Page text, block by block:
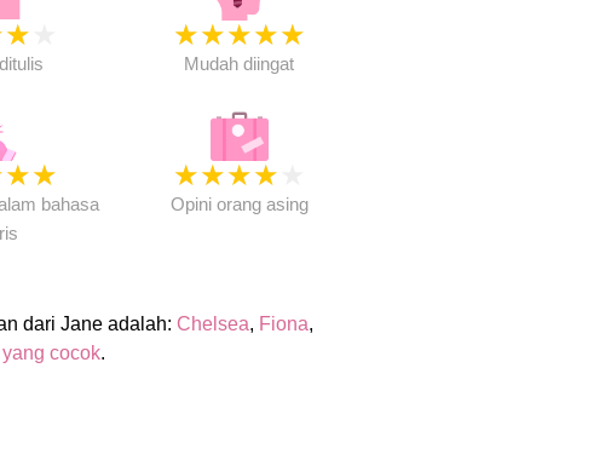
★ ★★★★★
Mudah diingat
★★
bahasa
★★★★
Opini orang asing
dari Jane adalah: Chelsea, Fiona,
cocok.